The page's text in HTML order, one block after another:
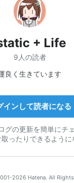
+ Life
9人の読者
良く生きています
インして読者になる
グの更新を簡単にチ
ったりできるように
2026 Hatena. All Rights